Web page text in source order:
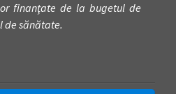
finanţate de la bugetul de
de sănătate.